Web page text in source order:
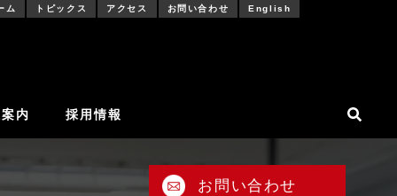
ム トピックス アクセス お問い合わせ English
内 採用情報
お問い合わせ